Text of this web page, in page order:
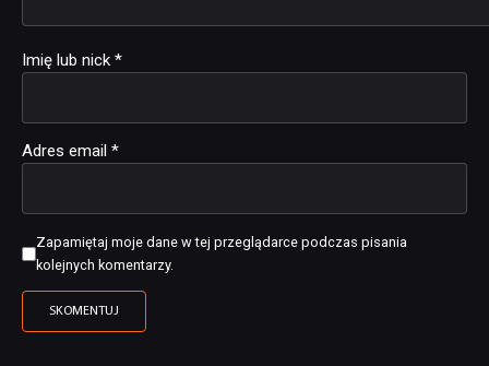
Imię lub nick *
Adres email *
Zapamiętaj moje dane w tej przeglądarce podczas pisania
kolejnych komentarzy.